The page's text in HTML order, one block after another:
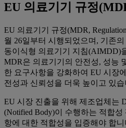
EU 의료기기 규정
EU 의료기기 규정(MDR,
월 26일부터 시행되었으며, 기존
동이식형 의료기기 지침(AIMDD)
MDR은 의료기기의 안전성, 성능
한 요구사항을 강화하여 EU 시장
전성과 신뢰성을 더욱 높이고 있습
EU 시장 진출을 위해 제조업체는
(Notified Body)이 수행하는 적합
항에 대한 적합성을 입증해야 합니